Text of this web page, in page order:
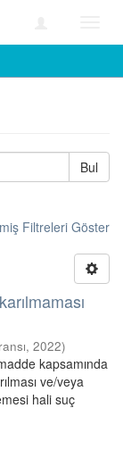
Bul
Filtreleri Göster
, 2022)
kapsamında
ve/veya
hali suç